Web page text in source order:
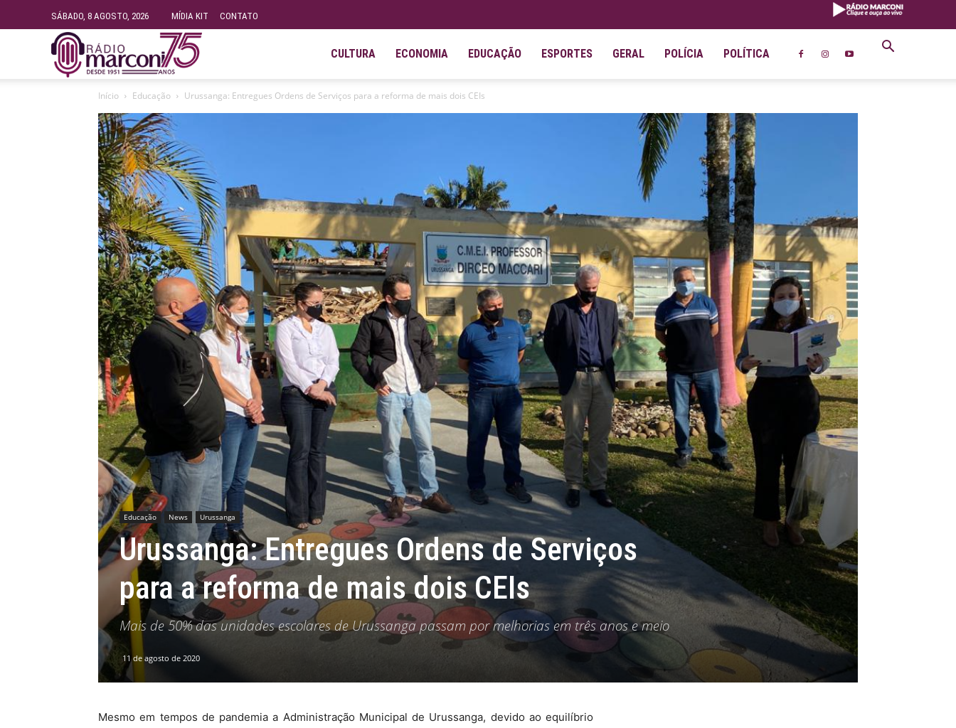
SÁBADO, 8 AGOSTO, 2026 MÍDIA KIT CONTATO
Fundação
–
FM
99.9
MHZ
CULTURA ECONOMIA EDUCAÇÃO ESPORTES GERAL POLÍCIA POLÍTICA
Início Educação Urussanga: Entregues Ordens de Serviços para a reforma de mais dois CEIs
Educação News Urussanga
Urussanga: Entregues Ordens de Serviços
para a reforma de mais dois CEIs
Mais de 50% das unidades escolares de Urussanga passam por melhorias em três anos e meio
11 de agosto de 2020
Mesmo em tempos de pandemia a Administração Municipal de Urussanga, devido ao equilíbrio